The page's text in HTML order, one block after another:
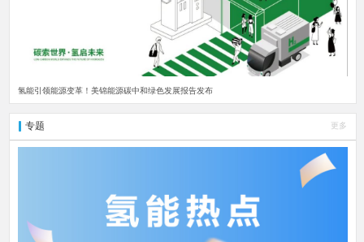
氢能引领能源变革！美锦能源碳中和绿色发展报告发布
专题 更多